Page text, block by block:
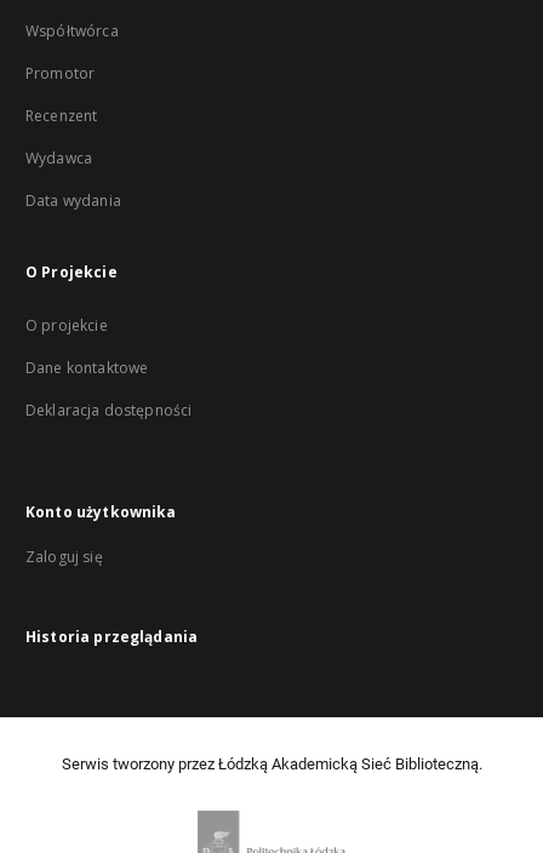
Współtwórca
Promotor
Recenzent
Wydawca
Data wydania
O Projekcie
O projekcie
Dane kontaktowe
Deklaracja dostępności
Konto użytkownika
Zaloguj się
Historia przeglądania
Serwis tworzony przez Łódzką Akademicką Sieć Biblioteczną.